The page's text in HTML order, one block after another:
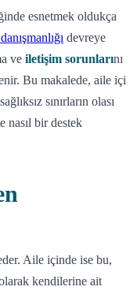
esnetmek oldukça
devreye
ve iletişim sorunlarını
Bu makalede, aile içi
sınırların olası
nasıl bir destek
Aile içinde ise bu,
kendilerine ait